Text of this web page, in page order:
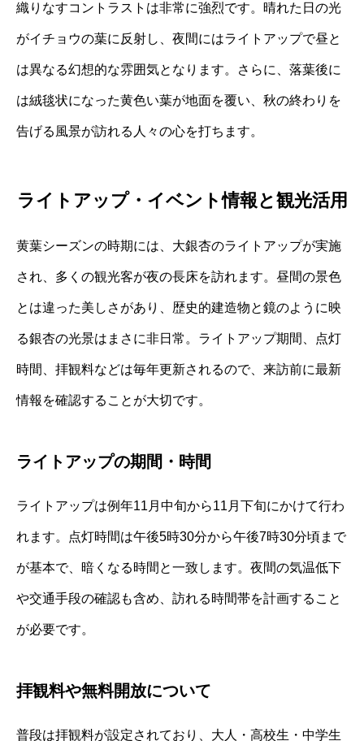
織りなすコントラストは非常に強烈です。晴れた日の光
がイチョウの葉に反射し、夜間にはライトアップで昼と
は異なる幻想的な雰囲気となります。さらに、落葉後に
は絨毯状になった黄色い葉が地面を覆い、秋の終わりを
告げる風景が訪れる人々の心を打ちます。
ライトアップ・イベント情報と観光活用
黄葉シーズンの時期には、大銀杏のライトアップが実施
され、多くの観光客が夜の長床を訪れます。昼間の景色
とは違った美しさがあり、歴史的建造物と鏡のように映
る銀杏の光景はまさに非日常。ライトアップ期間、点灯
時間、拝観料などは毎年更新されるので、来訪前に最新
情報を確認することが大切です。
ライトアップの期間・時間
ライトアップは例年11月中旬から11月下旬にかけて行わ
れます。点灯時間は午後5時30分から午後7時30分頃まで
が基本で、暗くなる時間と一致します。夜間の気温低下
や交通手段の確認も含め、訪れる時間帯を計画すること
が必要です。
拝観料や無料開放について
普段は拝観料が設定されており、大人・高校生・中学生